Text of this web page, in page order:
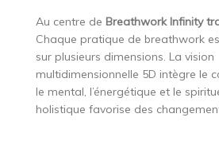
Au centre de Breathwork Infinity
Chaque pratique de breathwork
sur plusieurs dimensions. La vision
multidimensionnelle 5D intègre le
le mental, l’énergétique et le
holistique favorise des